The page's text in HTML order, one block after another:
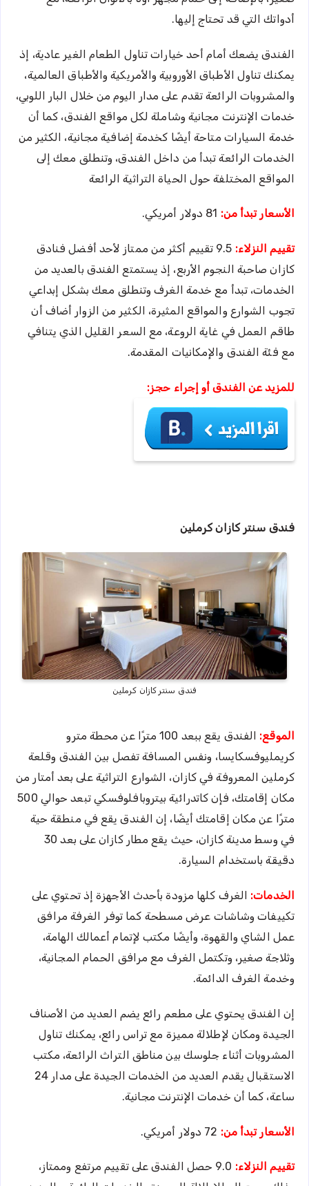
أدواتك التي قد تحتاج إليها.
الفندق يضعك أمام أحد خيارات تناول الطعام الغير عادية، إذ
يمكنك تناول الأطباق الأوروبية والأمريكية والأطباق العالمية،
والمشروبات الرائعة تقدم على مدار اليوم من خلال البار اللوبي،
خدمات الإنترنت مجانية وشاملة لكل مواقع الفندق، كما أن
خدمة السيارات متاحة أيضًا كخدمة إضافية مجانية، الكثير من
الخدمات الرائعة تبدأ من داخل الفندق، وتنطلق معك إلى
المواقع المختلفة حول الحياة التراثية الرائعة
الأسعار تبدأ من:
تقييم النزلاء:
9.5 تقييم أكثر من ممتاز لأحد أفضل فنادق
كازان صاحبة النجوم الأربع، إذ يستمتع الفندق بالعديد من
الخدمات، تبدأ مع خدمة الغرف وتنطلق معك بشكل إبداعي
تجوب الشوارع والمواقع المثيرة، الكثير من الزوار أضاف أن
طاقم العمل في غاية الروعة، مع السعر القليل الذي يتنافي
مع فئة الفندق والإمكانيات المقدمة.
للمزيد عن الفندق أو إجراء حجز:
فندق سنتر كازان كرملين
فندق سنتر كازان كرملين
الموقع:
الفندق يقع ببعد 100 مترًا عن محطة مترو
كريمليوفسكايسا، ونفس المسافة تفصل بين الفندق وقلعة
كرملين المعروفة في كازان، الشوارع التراثية على بعد أمتار من
مكان إقامتك، فإن كاتدرائية بيتروبافلوفسكي تبعد حوالي 500
مترًا عن مكان إقامتك أيضًا، إن الفندق يقع في منطقة حية
في وسط مدينة كازان، حيث يقع مطار كازان على بعد 30
دقيقة باستخدام السيارة.
الخدمات: الغرف كلها مزودة بأحدث الأجهزة إذ تحتوي على
تكييفات وشاشات عرض مسطحة كما توفر الغرفة مرافق
عمل الشاي والقهوة، وأيضًا مكتب لإتمام أعمالك الهامة،
وثلاجة صغير، وتكتمل الغرف مع مرافق الحمام المجانية،
وخدمة الغرف الدائمة.
إن الفندق يحتوي على مطعم رائع يضم العديد من الأصناف
الجيدة ومكان لإطلالة مميزة مع تراس رائع، يمكنك تناول
المشروبات أثناء جلوسك بين مناطق التراث الرائعة، مكتب
الاستقبال يقدم العديد من الخدمات الجيدة على مدار 24
ساعة، كما أن خدمات الإنترنت مجانية.
الأسعار تبدأ من:
تقييم النزلاء:
9.0 حصل الفندق على تقييم مرتفع وممتاز،